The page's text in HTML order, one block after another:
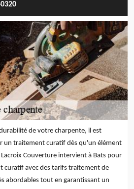
de votre charpente, il est
un traitement curatif dès qu'un élément
Couverture intervient à Bats pour
curatif avec des tarifs traitement de
abordables tout en garantissant un